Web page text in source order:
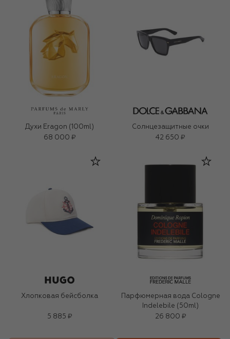
Духи Eragon (100ml)
68 000 ₽
Солнцезащитные очки
42 650 ₽
Хлопковая бейсболка
5 885 ₽
Парфюмерная вода Cologne
Indelebile (50ml)
26 800 ₽